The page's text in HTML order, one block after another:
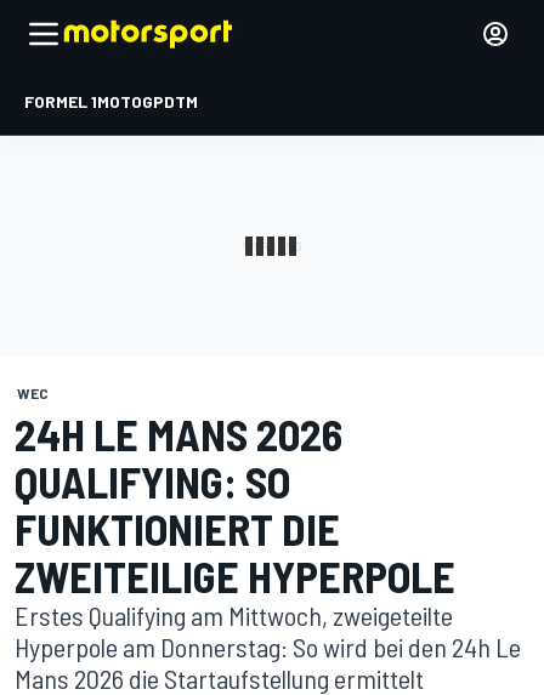
FORMEL 1MOTOGPDTM
WEC
24H LE MANS 2026
QUALIFYING: SO
FUNKTIONIERT DIE
ZWEITEILIGE HYPERPOLE
Erstes Qualifying am Mittwoch, zweigeteilte
Hyperpole am Donnerstag: So wird bei den 24h Le
Mans 2026 die Startaufstellung ermittelt